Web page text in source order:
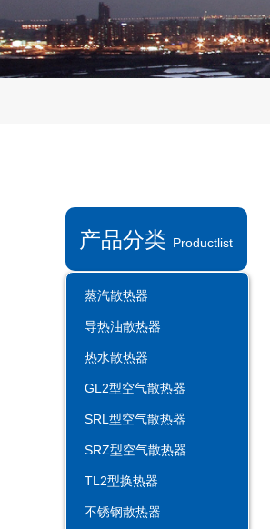
产品分类 Productlist
蒸汽散热器
导热油散热器
热水散热器
GL2型空气散热器
SRL型空气散热器
SRZ型空气散热器
TL2型换热器
不锈钢散热器